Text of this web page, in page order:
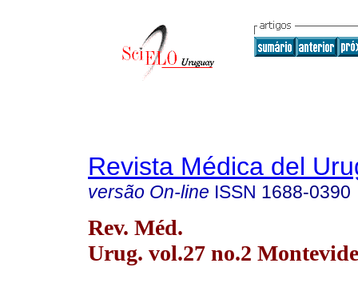
Revista Médica del
versão On-line ISSN 1688-0390
Rev. Méd.
Urug. vol.27 no.2